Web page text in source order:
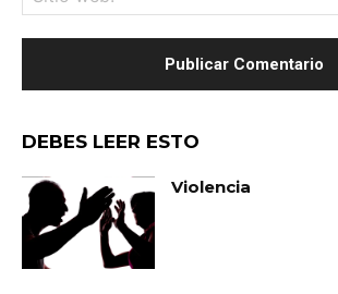
DEBES LEER ESTO
Violencia